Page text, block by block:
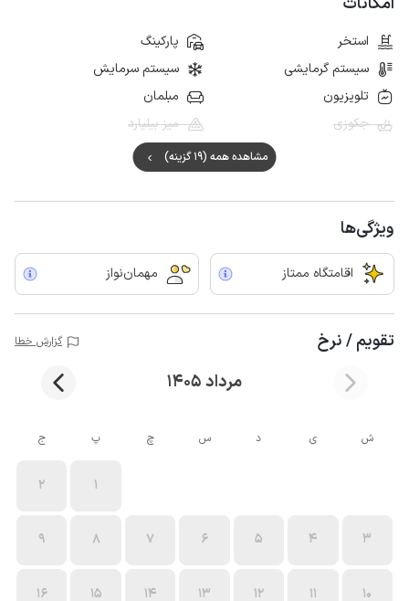
استخر
پارکینگ
سیستم گرمایشی
سیستم سرمایش
تلویزیون
مبلمان
جکوزی
میز بیلیارد
مشاهده همه (19 گزینه)
ویژگی‌ها
اقامتگاه ممتاز مهمان‌نواز
تقویم / نرخ گزارش خطا
مرداد 1405
ش ی د س چ پ ج
1
2
3
4
5
6
7
8
9
10
11
12
13
14
15
16